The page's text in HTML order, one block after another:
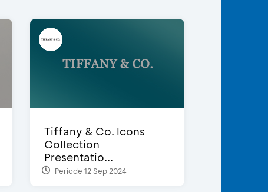
Tiffany & Co. Icons
Collection
Presentatio...
Periode 12 Sep 2024